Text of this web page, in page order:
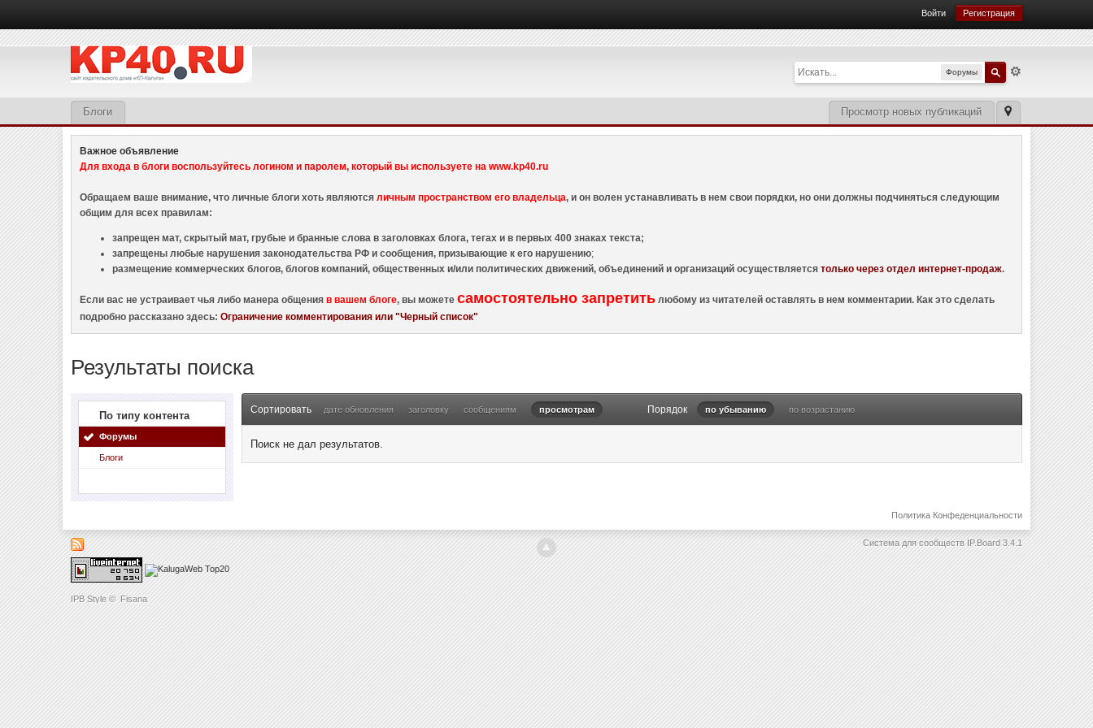
IPB Style © Fisana
Войти Регистрация
Форумы
Просмотр новых публикаций
Блоги
Важное объявление
Для входа в блоги воспользуйтесь логином и паролем, который вы используете на www.kp40.ru
Обращаем ваше внимание, что личные блоги хоть являютсяличным пространством его владельца, и он волен устанавливать в нем свои порядки, но они должны подчиняться следующим
общим для всех правилам:
запрещен мат, скрытый мат, грубые и бранные слова в заголовках блога, тегах и в первых 400 знаках текста;
запрещены любые нарушения законодательства РФ и сообщения, призывающие к его нарушению;
размещение коммерческих блогов, блогов компаний, общественных и/или политических движений, объединений и организаций осуществляетсятолько через отдел интернет-продаж.
Если вас не устраивает чья либо манера общенияв вашем блоге, вы можетесамостоятельно запретить любому из читателей оставлять в нем комментарии. Как это сделать
подробно рассказано здесь:Ограничение комментирования или "Черный список"
Результаты поиска
По типу контента
Форумы
Блоги
Сортировать дате обновления заголовку сообщениям просмотрам Порядок по убыванию по возрастанию
Поиск не дал результатов.
Политика Конфеденциальности
Система для сообществ IP.Board 3.4.1